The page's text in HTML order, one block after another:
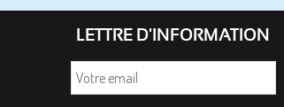
LETTRE D'INFORMATION